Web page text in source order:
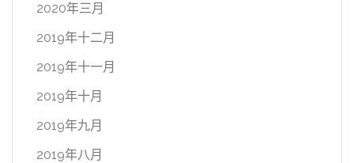
2020年三月
2019年十二月
2019年十一月
2019年十月
2019年九月
2019年八月